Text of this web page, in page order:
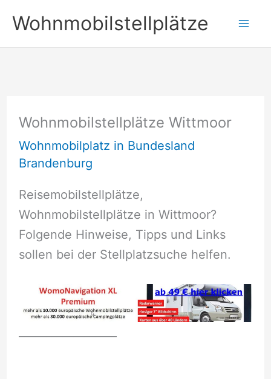
Inhalt
springen
Wohnmobilstellplätze
Wohnmobilstellplätze Wittmoor
Wohnmobilplatz in Bundesland
Brandenburg
Reisemobilstellplätze,
Wohnmobilstellplätze in Wittmoor?
Folgende Hinweise, Tipps und Links
sollen bei der Stellplatzsuche helfen.